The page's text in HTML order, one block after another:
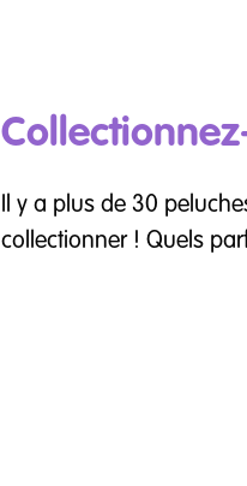
Il y a plus de 30
collectionner ! Quels